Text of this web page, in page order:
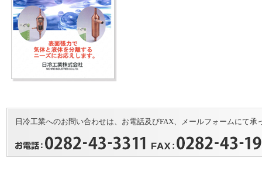
日冷工業へのお問い合わせは、お電話及びFAX、メールフォームにて承